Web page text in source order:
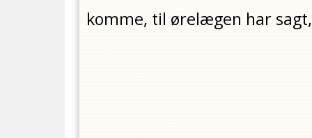
komme, til ørelægen har